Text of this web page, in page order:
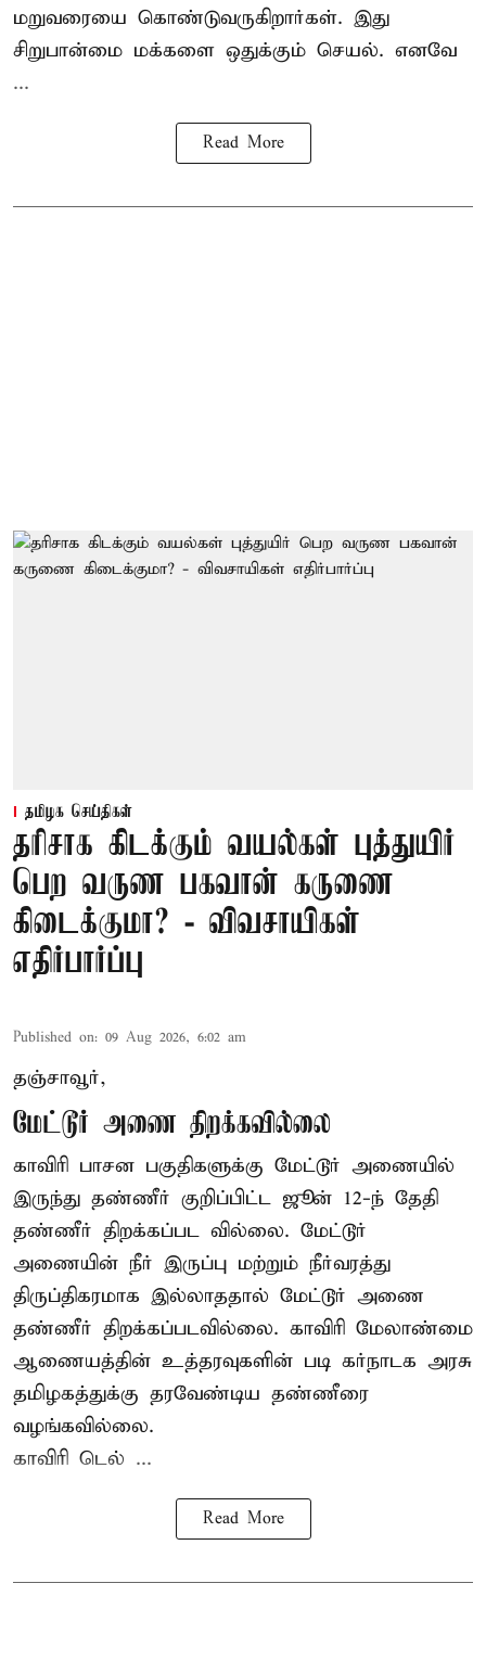
மறுவரையை கொண்டுவருகிறார்கள். இது
சிறுபான்மை மக்களை ஒதுக்கும் செயல். எனவே
...
Read More
தமிழக செய்திகள்
தரிசாக கிடக்கும் வயல்கள் புத்துயிர்
பெற வருண பகவான் கருணை
கிடைக்குமா? - விவசாயிகள்
எதிர்பார்ப்பு
Published on: 09 Aug 2026, 6:02 am
தஞ்சாவூர்,
மேட்டூர் அணை திறக்கவில்லை
காவிரி பாசன பகுதிகளுக்கு மேட்டூர் அணையில்
இருந்து தண்ணீர் குறிப்பிட்ட ஜூன் 12-ந் தேதி
தண்ணீர் திறக்கப்பட வில்லை. மேட்டூர்
அணையின் நீர் இருப்பு மற்றும் நீர்வரத்து
திருப்திகரமாக இல்லாததால் மேட்டூர் அணை
தண்ணீர் திறக்கப்படவில்லை. காவிரி மேலாண்மை
ஆணையத்தின் உத்தரவுகளின் படி கர்நாடக அரசு
தமிழகத்துக்கு தரவேண்டிய தண்ணீரை
வழங்கவில்லை.
காவிரி டெல் ...
Read More